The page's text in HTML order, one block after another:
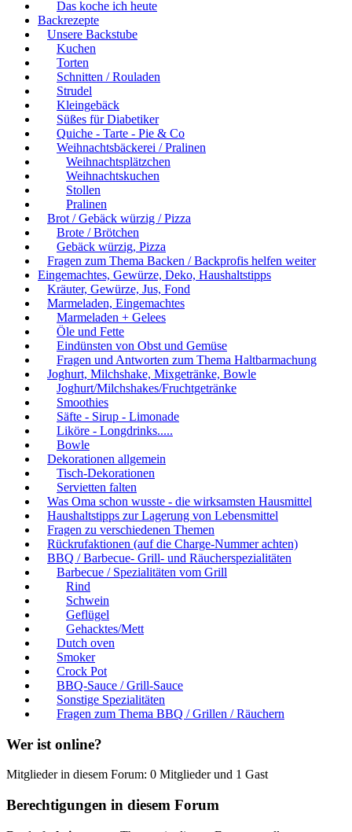
Das koche ich heute
Backrezepte
Unsere Backstube
Kuchen
Torten
Schnitten / Rouladen
Strudel
Kleingebäck
Süßes für Diabetiker
Quiche - Tarte - Pie & Co
Weihnachtsbäckerei / Pralinen
Weihnachtsplätzchen
Weihnachtskuchen
Stollen
Pralinen
Brot / Gebäck würzig / Pizza
Brote / Brötchen
Gebäck würzig, Pizza
Fragen zum Thema Backen / Backprofis helfen weiter
Eingemachtes, Gewürze, Deko, Haushaltstipps
Kräuter, Gewürze, Jus, Fond
Marmeladen, Eingemachtes
Marmeladen + Gelees
Öle und Fette
Eindünsten von Obst und Gemüse
Fragen und Antworten zum Thema Haltbarmachung
Joghurt, Milchshake, Mixgetränke, Bowle
Joghurt/Milchshakes/Fruchtgetränke
Smoothies
Säfte - Sirup - Limonade
Liköre - Longdrinks.....
Bowle
Dekorationen allgemein
Tisch-Dekorationen
Servietten falten
Was Oma schon wusste - die wirksamsten Hausmittel
Haushaltstipps zur Lagerung von Lebensmittel
Fragen zu verschiedenen Themen
Rückrufaktionen (auf die Charge-Nummer achten)
BBQ / Barbecue- Grill- und Räucherspezialitäten
Barbecue / Spezialitäten vom Grill
Rind
Schwein
Geflügel
Gehacktes/Mett
Dutch oven
Smoker
Crock Pot
BBQ-Sauce / Grill-Sauce
Sonstige Spezialitäten
Fragen zum Thema BBQ / Grillen / Räuchern
Wer ist online?
Mitglieder in diesem Forum: 0 Mitglieder und 1 Gast
Berechtigungen in diesem Forum